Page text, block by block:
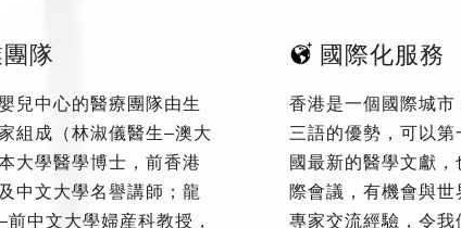
隊
兒中心的醫療團隊由生
組成（林淑儀醫生–澳大
大學醫學博士，前香港
中文大學名譽講師；龍
前中文大學婦産科教授，
國際化服務
香港是一個國際城市
三語的優勢，可以第
國最新的醫學文獻，
際會議，有機會與世
專家交流經驗，令我